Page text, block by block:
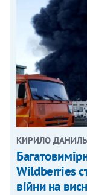
КИРИЛО
Wildberries
війни на